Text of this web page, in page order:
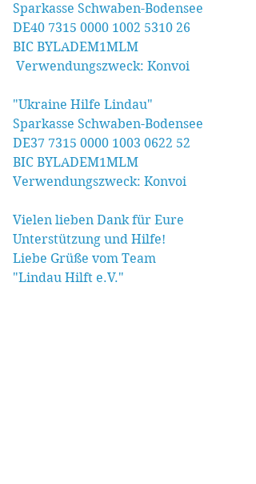
Sparkasse Schwaben-Bodensee
DE40 7315 0000 1002 5310 26
BIC BYLADEM1MLM
Verwendungszweck: Konvoi
"Ukraine Hilfe Lindau"
Sparkasse Schwaben-Bodensee
DE37 7315 0000 1003 0622 52
BIC BYLADEM1MLM
Verwendungszweck: Konvoi
Vielen lieben Dank für Eure
Unterstützung und Hilfe!
Liebe Grüße vom Team
"Lindau Hilft e.V."